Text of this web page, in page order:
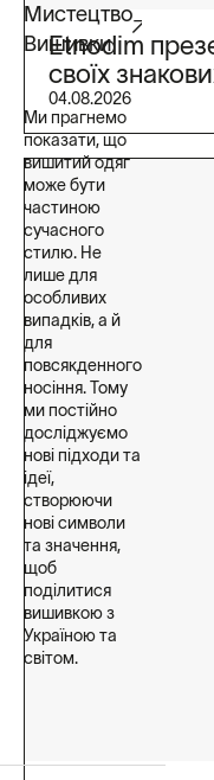
Etnodim
своїх
04.08.2026
Мистецтво
Вишивки
Ми прагнемо
показати, що
вишитий одяг
може бути
частиною
сучасного
стилю. Не
лише для
особливих
випадків, а й
для
повсякденного
носіння. Тому
ми постійно
досліджуємо
нові підходи та
ідеї,
створюючи
нові символи
та значення,
щоб
поділитися
вишивкою з
Україною та
світом.